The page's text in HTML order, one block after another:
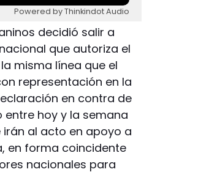
Powered by Thinkindot Audio
decidió salir a
que autoriza el
misma línea que el
representación en la
en contra de
hoy y la semana
irán al acto en apoyo a
en forma coincidente
nacionales para